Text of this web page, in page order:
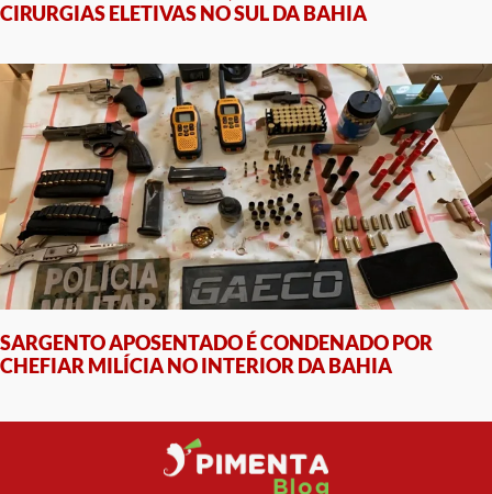
CIRURGIAS ELETIVAS NO SUL DA BAHIA
SARGENTO APOSENTADO É CONDENADO POR
CHEFIAR MILÍCIA NO INTERIOR DA BAHIA